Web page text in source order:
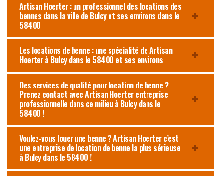
Artisan Hoerter : un professionnel des locations des
bennes dans la ville de Bulcy et ses environs dans le
58400
Les locations de benne : une spécialité de Artisan
Hoerter à Bulcy dans le 58400 et ses environs
Des services de qualité pour location de benne ?
Prenez contact avec Artisan Hoerter entreprise
professionnelle dans ce milieu à Bulcy dans le
58400 !
Voulez-vous louer une benne ? Artisan Hoerter c’est
une entreprise de location de benne la plus sérieuse
à Bulcy dans le 58400 !